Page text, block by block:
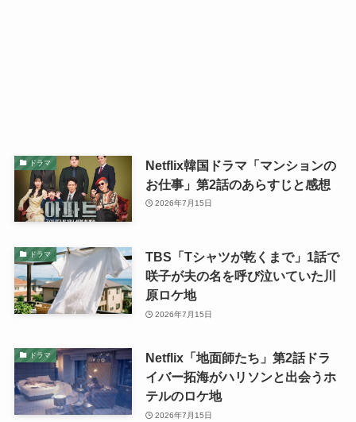
ドラマ
Netflix韓国ドラマ「マンションの
お仕事」第2話のあらすじと感想
2026年7月15日
ドラマ
TBS「Tシャツが乾くまで」1話で
咲子が夫の名を呼び泣いていた川
原ロケ地
2026年7月15日
ドラマ
Netflix「地面師たち」第2話ドラ
イバー拓海がハリソンと出会うホ
テルのロケ地
2026年7月15日